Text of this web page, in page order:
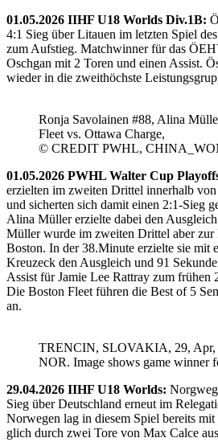
01.05.2026 IIHF U18 Worlds Div.1B:
4:1 Sieg über Litauen im letzten Spiel
zum Aufstieg. Matchwinner für das
Oschgan mit 2 Toren und einen Assist.
wieder in die zweithöchste
Ronja Savolainen #88, Alina
Fleet vs. Ottawa Charge,
© CREDIT PWHL,
01.05.2026 PWHL Walter Cup
erzielten im zweiten Drittel innerhalb
und sicherten sich damit einen 2:1-Sieg
Alina Müller erzielte dabei den
Müller wurde im zweiten Drittel aber
Boston. In der 38.Minute erzielte sie mit
Kreuzeck den Ausgleich und 91
Assist für Jamie Lee Rattray zum frühen
Die Boston Fleet führen die Best of 5
an.
TRENCIN, SLOVAKIA, 29, Apr,
NOR. Image shows game winner
29.04.2026 IIHF U18 Worlds:
Sieg über Deutschland erneut im
Norwegen lag in diesem Spiel bereits
glich durch zwei Tore von Max Calce